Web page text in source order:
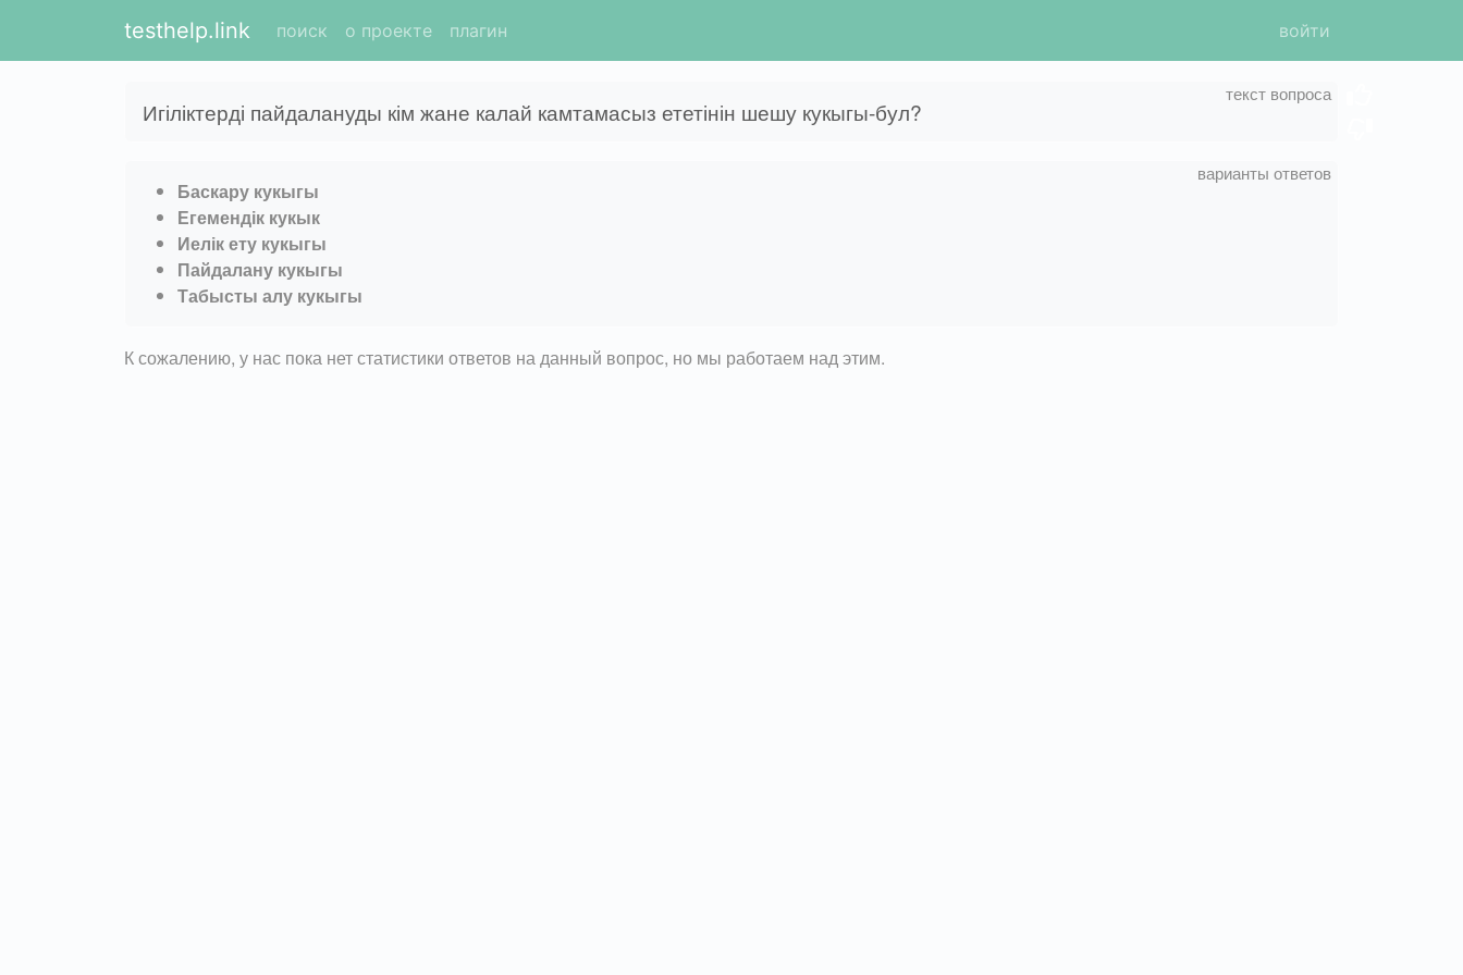
testhelp.link поиск о проекте плагин войти
Игіліктерді пайдалануды кім жане калай камтамасыз ететінін шешу кукыгы-бул?
Баскару кукыгы
Егемендік кукык
Иелік ету кукыгы
Пайдалану кукыгы
Табысты алу кукыгы
К сожалению, у нас пока нет статистики ответов на данный вопрос, но мы работаем над этим.